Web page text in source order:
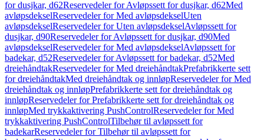
for dusjkar, d62Reservedeler for Avløpssett for dusjkar, d62Med
avløpsdekselReservedeler for Med avløpsdekselUten
avløpsdekselReservedeler for Uten avløpsdekselAvløpssett for
dusjkar, d90Reservedeler for Avløpssett for dusjkar, d90Med
avløpsdekselReservedeler for Med avløpsdekselAvløpssett for
badekar, d52Reservedeler for Avløpssett for badekar, d52Med
dreiehåndtakReservedeler for Med dreiehåndtakPrefabrikkerte sett
for dreiehåndtakMed dreiehåndtak og innløpReservedeler for Med
dreiehåndtak og innløpPrefabrikkerte sett for dreiehåndtak og
innløpReservedeler for Prefabrikkerte sett for dreiehåndtak og
innløpMed trykkaktivering PushControlReservedeler for Med
trykkaktivering PushControlTilbehør til avløpssett for
badekarReservedeler for Tilbehør til avløpssett for